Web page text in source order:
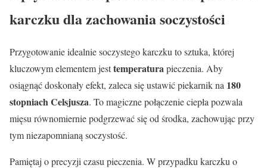
karczku dla zachowania soczystości
Przygotowanie idealnie soczystego karczku to sztuka, której
kluczowym elementem jesttemperaturapieczenia. Aby
osiągnąć doskonały efekt, zaleca się ustawić piekarnik na 180
stopniach Celsjusza. To magiczne połączenie ciepła pozwala
mięsu równomiernie podgrzewać się od środka, zachowując przy
tym niezapomnianą soczystość.
Pamiętaj o precyzji czasu pieczenia. W przypadku karczku o